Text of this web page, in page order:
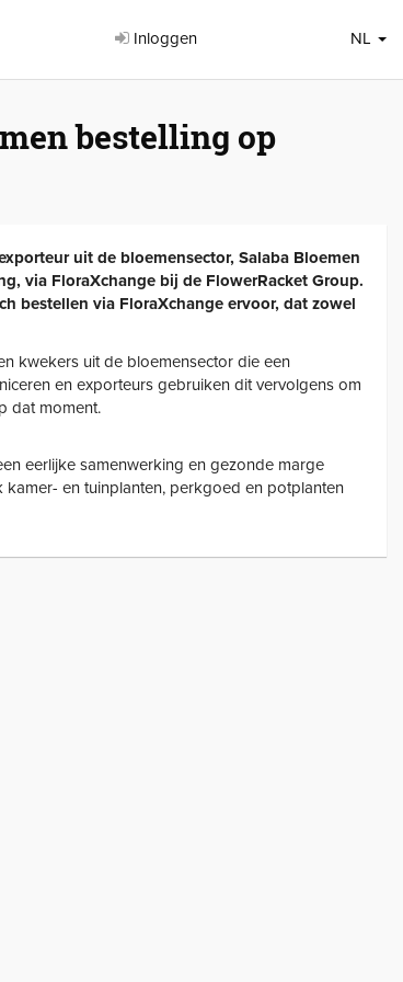
Inloggen NL
bestelling op
uit de bloemensector, Salaba Bloemen
via FloraXchange bij de FlowerRacket Group.
bestellen via FloraXchange ervoor, dat zowel
kwekers uit de bloemensector die een
en exporteurs gebruiken dit vervolgens om
dat moment.
eerlijke samenwerking en gezonde marge
en tuinplanten, perkgoed en potplanten